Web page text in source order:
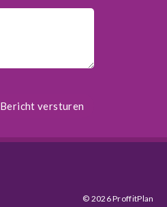
Bericht versturen
© 2026 ProffitPlan